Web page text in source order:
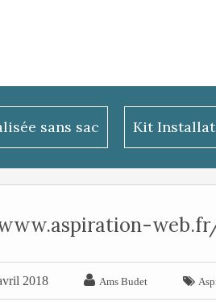
sans sac Kit
2018  Ams Budet 